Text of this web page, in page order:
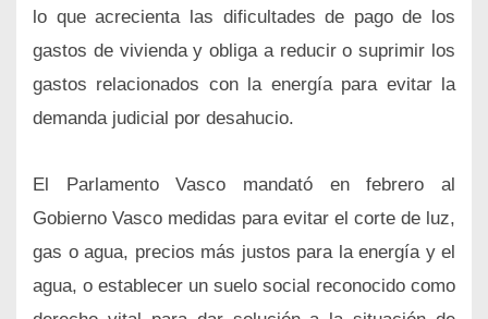
lo que acrecienta las dificultades de pago de los
gastos de vivienda y obliga a reducir o suprimir los
gastos relacionados con la energía para evitar la
demanda judicial por desahucio.
El Parlamento Vasco mandató en febrero al
Gobierno Vasco medidas para evitar el corte de luz,
gas o agua, precios más justos para la energía y el
agua, o establecer un suelo social reconocido como